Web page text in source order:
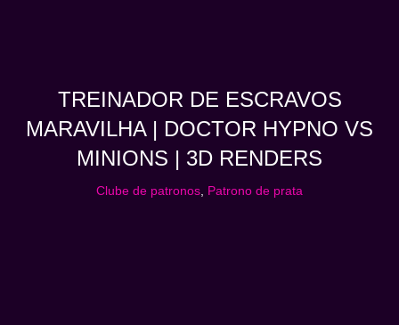
TREINADOR DE ESCRAVOS
MARAVILHA | DOCTOR HYPNO VS
MINIONS | 3D RENDERS
Clube de patronos Patrono de prata